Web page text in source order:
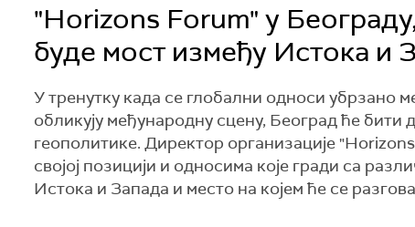
"Horizons Forum" у
буде мост између Истока и
У тренутку када се глобални односи убрзано
обликују међународну сцену, Београд ће
геополитике. Директор организације
својој позицији и односима које гради са
Истока и Запада и место на којем ће се